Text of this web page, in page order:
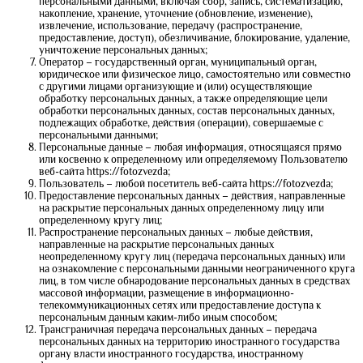
накопление, хранение, уточнение (обновление, изменение),
извлечение, использование, передачу (распространение,
предоставление, доступ), обезличивание, блокирование, удаление,
уничтожение персональных данных;
Оператор – государственный орган, муниципальный орган,
юридическое или физическое лицо, самостоятельно или совместно
с другими лицами организующие и (или) осуществляющие
обработку персональных данных, а также определяющие цели
обработки персональных данных, состав персональных данных,
подлежащих обработке, действия (операции), совершаемые с
персональными данными;
Персональные данные – любая информация, относящаяся прямо
или косвенно к определенному или определяемому Пользователю
веб-сайта https://fotozvezda;
Пользователь – любой посетитель веб-сайта https://fotozvezda;
Предоставление персональных данных – действия, направленные
на раскрытие персональных данных определенному лицу или
определенному кругу лиц;
Распространение персональных данных – любые действия,
направленные на раскрытие персональных данных
неопределенному кругу лиц (передача персональных данных) или
на ознакомление с персональными данными неограниченного круга
лиц, в том числе обнародование персональных данных в средствах
массовой информации, размещение в информационно-
телекоммуникационных сетях или предоставление доступа к
персональным данным каким-либо иным способом;
Трансграничная передача персональных данных – передача
персональных данных на территорию иностранного государства
органу власти иностранного государства, иностранному